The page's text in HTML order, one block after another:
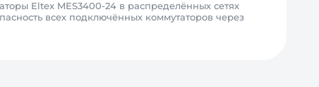
Eltex MES3400-24 в распределённых сетях
всех подключённых коммутаторов через